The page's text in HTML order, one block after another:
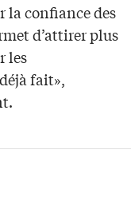
la confiance des
d’attirer plus
les
fait»,